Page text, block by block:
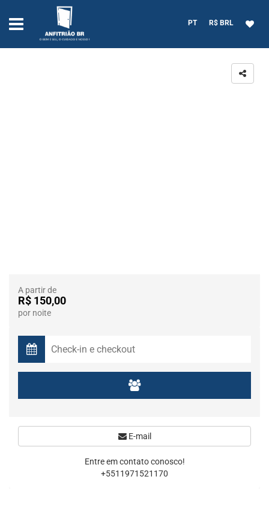
PT R$ BRL
A partir de
R$ 150,00
por noite
E-mail
Entre em contato conosco!
+5511971521170